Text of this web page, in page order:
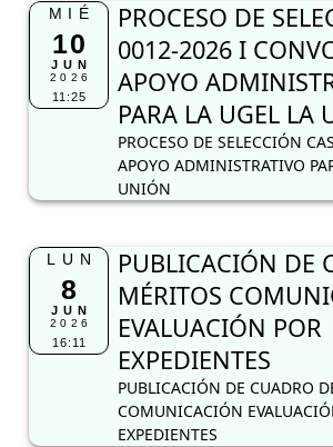
MIÉ
10
JUN
2026
11:25
PROCESO DE
0012-2026 I
APOYO
PARA LA UGEL LA
PROCESO DE SELECCIÓN
APOYO ADMINISTRATIVO
UNIÓN
LUN
8
JUN
2026
16:11
PUBLICACIÓN DE
MÉRITOS
EVALUACIÓN POR
EXPEDIENTES
PUBLICACIÓN DE CUADRO
COMUNICACIÓN
EXPEDIENTES